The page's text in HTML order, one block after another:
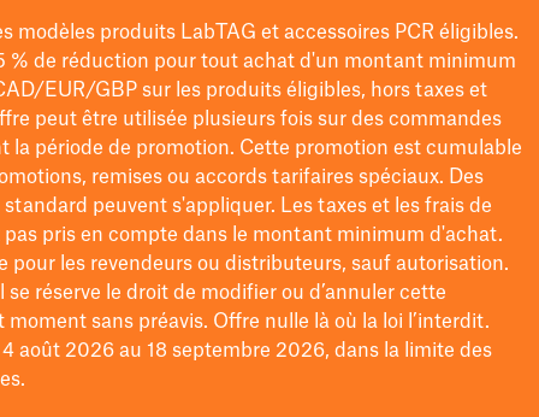
modèles produits LabTAG et accessoires PCR éligibles.
% de réduction pour tout achat d'un montant minimum
EUR/GBPsur les produits éligibles, hors taxes et
peut être utilisée plusieurs fois sur des commandes
la période de promotion. Cette promotion est cumulable
remises ou accords tarifaires spéciaux. Des
peuvent s'appliquer. Les taxes et les frais de
pas pris en compte dans le montant minimum d'achat.
pour les revendeurs ou distributeurs, sauf autorisation.
réserve le droit de modifierou d’annuler cette
moment sans préavis. Offre nulle là où la loi l’interdit.
août 2026 au 18 septembre 2026, dans la limite des